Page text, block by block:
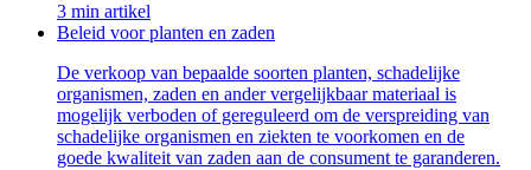
3 min artikel
Beleid voor planten en zaden
De verkoop van bepaalde soorten planten, schadelijke
organismen, zaden en ander vergelijkbaar materiaal is
mogelijk verboden of gereguleerd om de verspreiding van
schadelijke organismen en ziekten te voorkomen en de
goede kwaliteit van zaden aan de consument te garanderen.